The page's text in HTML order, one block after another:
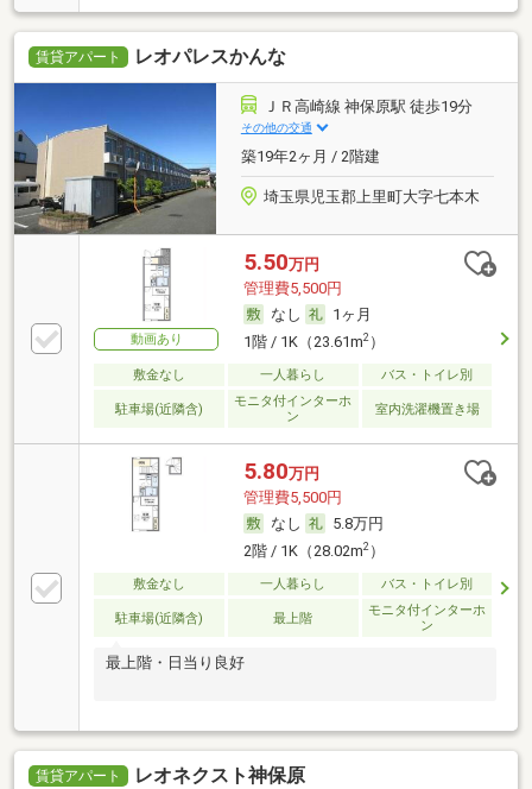
賃貸アパート レオパレスかんな
ＪＲ高崎線 神保原駅 徒歩19分
その他の交通
築19年2ヶ月 / 2階建
埼玉県児玉郡上里町大字七本木
動画あり
5.50万円
管理費5,500円
なし
1ヶ月
1階 / 1K（23.61m2）
敷金なし 一人暮らし バス・トイレ別
駐車場(近隣含)
モニタ付インターホ
ン
室内洗濯機置き場
5.80万円
管理費5,500円
なし
5.8万円
2階 / 1K（28.02m2）
敷金なし 一人暮らし バス・トイレ別
駐車場(近隣含) 最上階
モニタ付インターホ
ン
最上階・日当り良好
賃貸アパート レオネクスト神保原